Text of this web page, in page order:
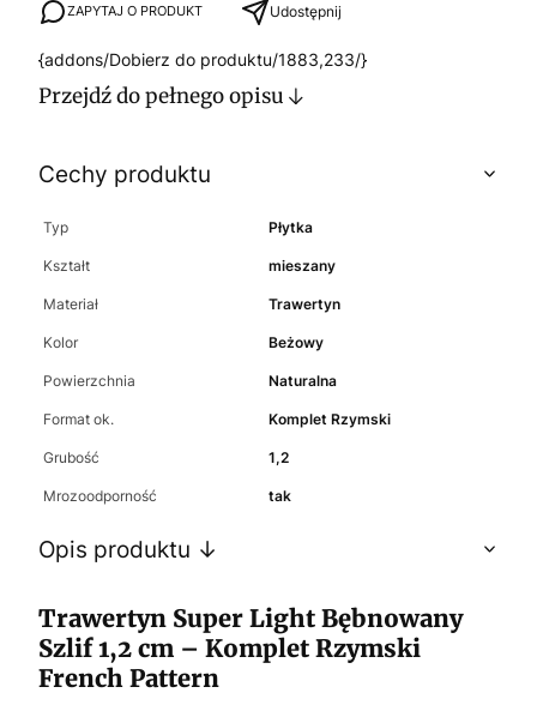
ZAPYTAJ O PRODUKT Udostępnij
{addons/Dobierz do produktu/1883,233/}
Przejdź do pełnego opisu
Cechy produktu
Typ Płytka
Kształt mieszany
Materiał Trawertyn
Kolor Beżowy
Powierzchnia Naturalna
Format ok. Komplet Rzymski
Grubość 1,2
Mrozoodporność tak
Opis produktu ↓
Trawertyn Super Light Bębnowany
Szlif 1,2 cm – Komplet Rzymski
French Pattern